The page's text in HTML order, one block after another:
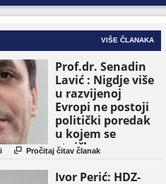
VIŠE ČLANAKA
Prof.dr. Senadin
Lavić : Nigdje više
u razvijenoj
Evropi ne postoji
politički poredak
u kojem se
etničke grupe
pojavljuju kao
osnovne političke
 Pročitaj čitav članak
Ivor Perić: HDZ-